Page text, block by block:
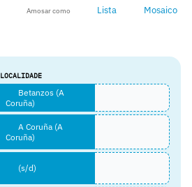
Amosar como Lista Mosaico
LOCALIDADE
Betanzos (A
Coruña)
A Coruña (A
Coruña)
(s/d)